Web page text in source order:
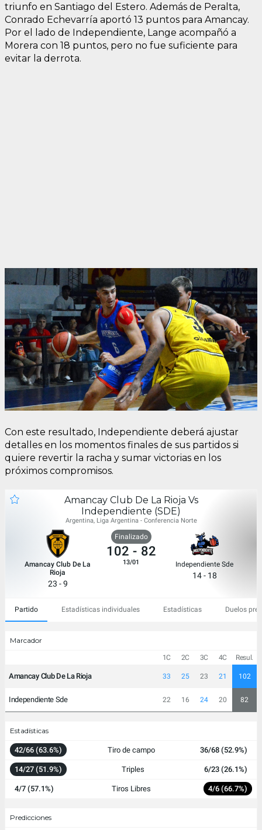
triunfo en Santiago del Estero. Además de Peralta,
Conrado Echevarría aportó 13 puntos para Amancay.
Por el lado de Independiente, Lange acompañó a
Morera con 18 puntos, pero no fue suficiente para
evitar la derrota.
Con este resultado, Independiente deberá ajustar
detalles en los momentos finales de sus partidos si
quiere revertir la racha y sumar victorias en los
próximos compromisos.
Amancay Club De La Rioja Vs
Independiente (SDE)
Argentina, Liga Argentina - Conferencia Norte
Amancay Club De La
Rioja
23 - 9
Finalizado
102 - 82
13/01 Independiente Sde
14 - 18
Partido Estadísticas individuales Estadísticas Duelos
Marcador
1C 2C 3C 4C Resul.
Amancay Club De La Rioja 33 25 23 21 102
Independiente Sde 22 16 24 20 82
Estadísticas
42/66 (63.6%) Tiro de campo 36/68 (52.9%)
14/27 (51.9%) Triples 6/23 (26.1%)
4/7 (57.1%) Tiros Libres 4/6 (66.7%)
Predicciones